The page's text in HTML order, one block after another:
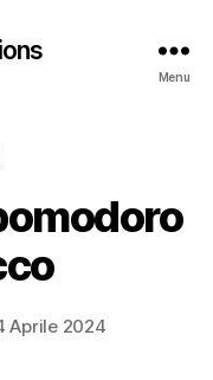
Menu
Aprile 2024